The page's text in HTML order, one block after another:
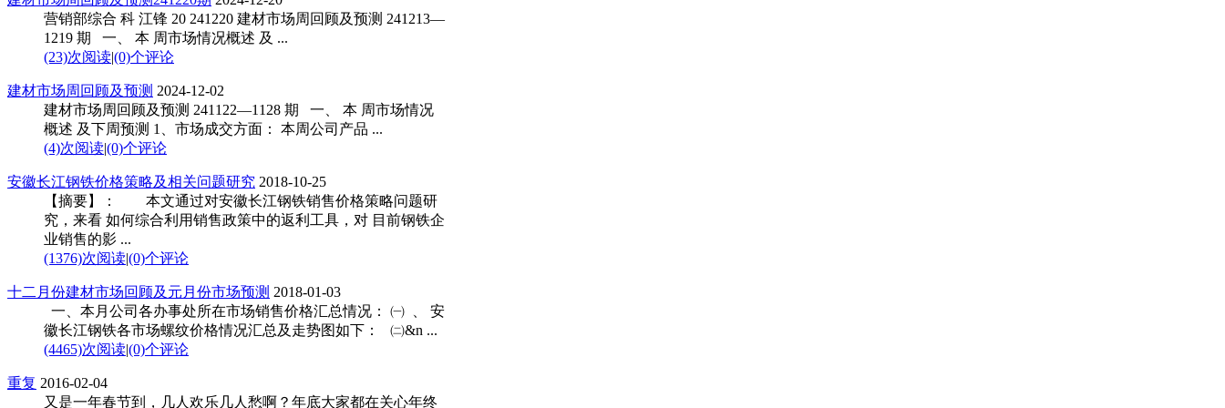
营销部综合 科 江锋 20 241220 建材市场周回顾及预测 241213—
1219 期 一、 本 周市场情况概述 及 ...
(23)次阅读|(0)个评论
建材市场周回顾及预测 2024-12-02
建材市场周回顾及预测 241122—1128 期 一、 本 周市场情况
概述 及下周预测 1、市场成交方面： 本周公司产品 ...
(4)次阅读|(0)个评论
安徽长江钢铁价格策略及相关问题研究 2018-10-25
【摘要】： 本文通过对安徽长江钢铁销售价格策略问题研
究，来看 如何综合利用销售政策中的返利工具，对 目前钢铁企
业销售的影 ...
(1376)次阅读|(0)个评论
十二月份建材市场回顾及元月份市场预测 2018-01-03
一、本月公司各办事处所在市场销售价格汇总情况： ㈠ 、 安
徽长江钢铁各市场螺纹价格情况汇总及走势图如下： ㈡&n ...
(4465)次阅读|(0)个评论
重复 2016-02-04
又是一年春节到，几人欢乐几人愁啊？年底大家都在关心年终